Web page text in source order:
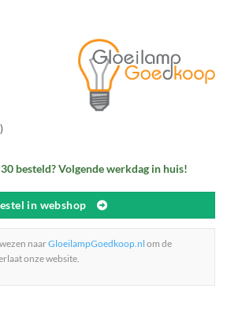
besteld? Volgende werkdag in huis!
in webshop
naarGloeilampGoedkoop.nl om de
onze website.